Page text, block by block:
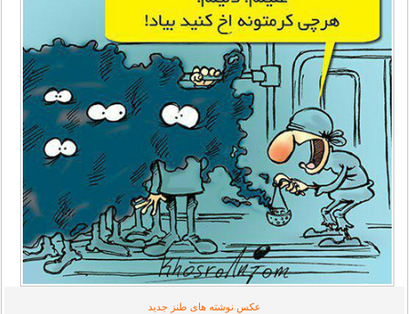
عکس نوشته های طنز جدید